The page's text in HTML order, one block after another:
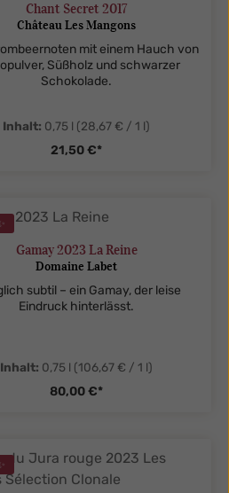
Chant Secret 2017
Château Les Mangons
mit einem Hauch von
Süßholz und schwarzer
Schokolade.
Inhalt: 0,75 l (28,67 € / 1 l)
21,50 €*
Gamay 2023 La Reine
Domaine Labet
subtil – ein Gamay, der leise
Eindruck hinterlässt.
Inhalt: 0,75 l (106,67 € / 1 l)
80,00 €*